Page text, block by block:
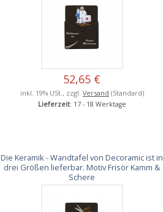
52,65 €
inkl. 19% USt., zzgl. Versand (Standard)
Lieferzeit: 17 - 18 Werktage
Die Keramik - Wandtafel von Decoramic ist in
drei Größen lieferbar. Motiv Frisör Kamm &
Schere